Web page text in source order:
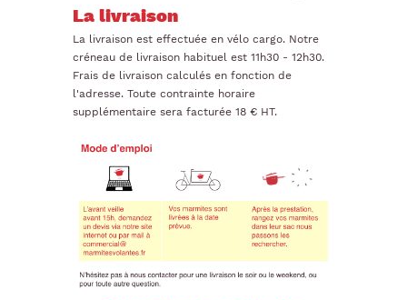
La livraison
La livraison est effectuée en vélo cargo. Notre
créneau de livraison habituel est 11h30 - 12h30.
Frais de livraison calculés en fonction de
l'adresse. Toute contrainte horaire
supplémentaire sera facturée 18 € HT.